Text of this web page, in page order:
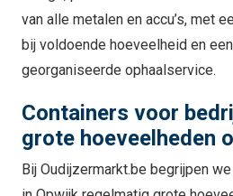
van alle metalen en accu’s, met
bij voldoende hoeveelheid en
georganiseerde ophaalservice.
Containers voor
grote hoeveelheden
Bij Oudijzermarkt.be begrijpen